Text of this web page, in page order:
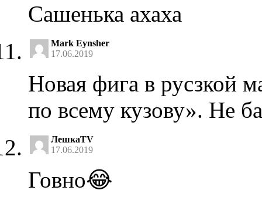
Сашенька ахаха
Mark Eynsher
17.06.2019
Новая фига в русзкой
по всему кузову». Не
ЛешкаTV
17.06.2019
Говно😂